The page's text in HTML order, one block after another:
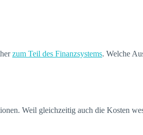
zum Teil des Finanzsystems. Welche
Weil gleichzeitig auch die Kosten